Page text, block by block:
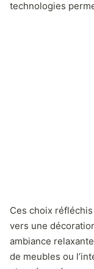
technologies
Ces choix
vers une
ambiance
de meubles ou